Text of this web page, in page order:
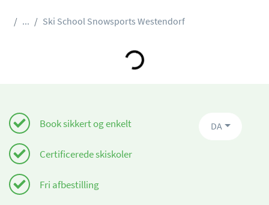
... Ski School Snowsports Westendorf
Loading...
Book sikkert og enkelt
Certificerede skiskoler
Fri afbestilling
DA